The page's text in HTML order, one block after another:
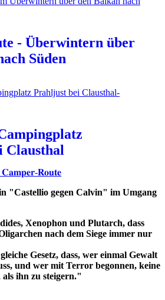
- Überwintern über
Süden
Clausthal
𝐑𝐨𝐮𝐭𝐞
"Castellio gegen Calvin" im Umgang
Xenophon und Plutarch, dass
nach dem Siege immer nur
Gesetz, dass, wer einmal Gewalt
und wer mit Terror begonnen, keine
ihn zu steigern."